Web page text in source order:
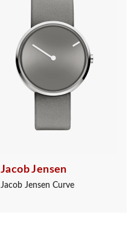
Jacob Jensen
Jacob Jensen Curve